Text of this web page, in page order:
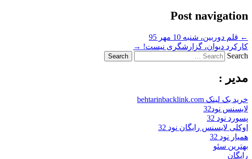
Post navigation
← قلم دوربین، شنبه 10 مهر 95
کارکرد دیوان، گزارشگری نیست! →
Search
مدیر :
خرید بک لینک behtarinbacklink.com
لایسنس نود32
پسورد نود 32
اوکلی لایسنس رایگان نود 32
همیار نود 32
بهترین سئو
رایگان